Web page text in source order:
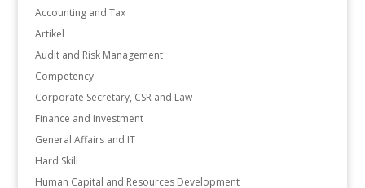
Accounting and Tax
Artikel
Audit and Risk Management
Competency
Corporate Secretary, CSR and Law
Finance and Investment
General Affairs and IT
Hard Skill
Human Capital and Resources Development